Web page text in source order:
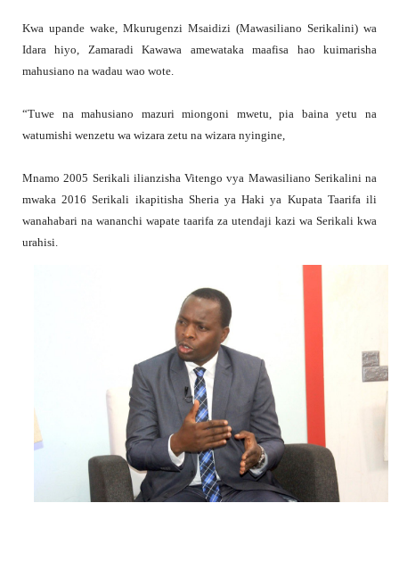
Kwa upande wake, Mkurugenzi Msaidizi (Mawasiliano Serikalini) wa
Idara hiyo, Zamaradi Kawawa amewataka maafisa hao kuimarisha
mahusiano na wadau wao wote.
“Tuwe na mahusiano mazuri miongoni mwetu, pia baina yetu na
watumishi wenzetu wa wizara zetu na wizara nyingine,
Mnamo 2005 Serikali ilianzisha Vitengo vya Mawasiliano Serikalini na
mwaka 2016 Serikali ikapitisha Sheria ya Haki ya Kupata Taarifa ili
wanahabari na wananchi wapate taarifa za utendaji kazi wa Serikali kwa
urahisi.